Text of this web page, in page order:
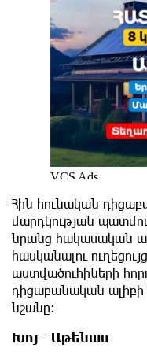
Հին հունական
մարդկության
նրանց հակասական
հասկանալու
աստվածուհիների
դիցաբանական ալիբի
նշանը։
Խոյ - Աթենաս